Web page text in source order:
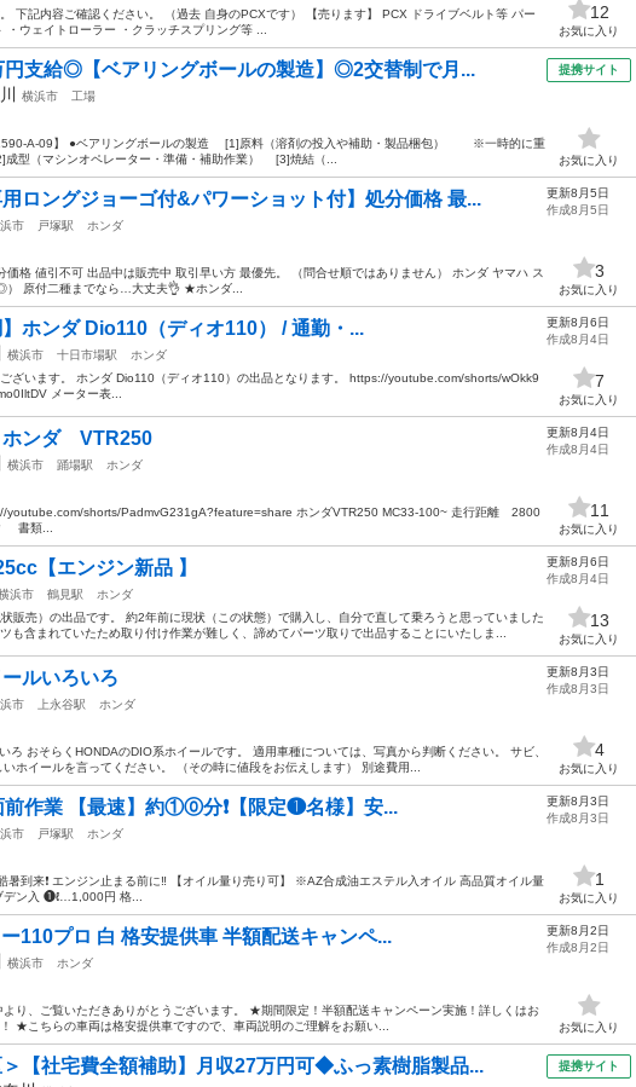
下記内容ご確認ください。 （過去 自身のPCXです） 【売ります】 PCX ドライブベルト等 パー
・ウェイトローラー ・クラッチスプリング等 ...
12
お気に入り
円支給◎【ベアリングボールの製造】◎2交替制で月...
横浜市 工場
A-09】 ●ベアリングボールの製造 [1]原料（溶剤の投入や補助・製品梱包） ※一時的に重
型（マシンオペレーター・準備・補助作業） [3]焼結（...
提携サイト
お気に入り
ロングジョーゴ付&パワーショット付】処分価格 最...
市 戸塚駅
ホンダ
格 値引不可 出品中は販売中 取引早い方 最優先。 （問合せ順ではありません） ホンダ ヤマハ ス
原付二種までなら…大丈夫👌 ★ホンダ...
更新8月5日
作成8月5日
3
お気に入り
】ホンダ Dio110（ディオ110） / 通勤・...
横浜市 十日市場駅
ホンダ
ざいます。 ホンダ Dio110（ディオ110）の出品となります。 https://youtube.com/shorts/wOkk9
メーター表...
更新8月6日
作成8月4日
7
お気に入り
ンダ VTR250
横浜市 踊場駅
ホンダ
youtube.com/shorts/PadmvG231gA?feature=share ホンダVTR250 MC33-100~ 走行距離 2800
書類...
更新8月4日
作成8月4日
11
お気に入り
【エンジン新品 】
浜市 鶴見駅
ホンダ
販売）の出品です。 約2年前に現状（この状態）で購入し、自分で直して乗ろうと思っていました
も含まれていたため取り付け作業が難しく、諦めてパーツ取りで出品することにいたしま...
更新8月6日
作成8月4日
13
お気に入り
ルいろいろ
市 上永谷駅
ホンダ
ろ おそらくHONDAのDIO系ホイールです。 適用車種については、写真から判断ください。 サビ、
ホイールを言ってください。 （その時に値段をお伝えします） 別途費用...
更新8月3日
作成8月3日
4
お気に入り
作業 【最速】約①⓪分❗️【限定❶名様】安...
市 戸塚駅
ホンダ
到来❗️ エンジン止まる前に‼️ 【オイル量り売り可】 ※AZ合成油エステル入オイル 高品質オイル量
デン入 ❶ℓ…1,000円 格...
更新8月3日
作成8月3日
1
お気に入り
110プロ 白 格安提供車 半額配送キャンペ...
横浜市
ホンダ
り、ご覧いただきありがとうございます。 ★期間限定！半額配送キャンペーン実施！詳しくはお
★こちらの車両は格安提供車ですので、車両説明のご理解をお願い...
更新8月2日
作成8月2日
お気に入り
＞【社宅費全額補助】月収27万円可◆ふっ素樹脂製品... 提携サイト